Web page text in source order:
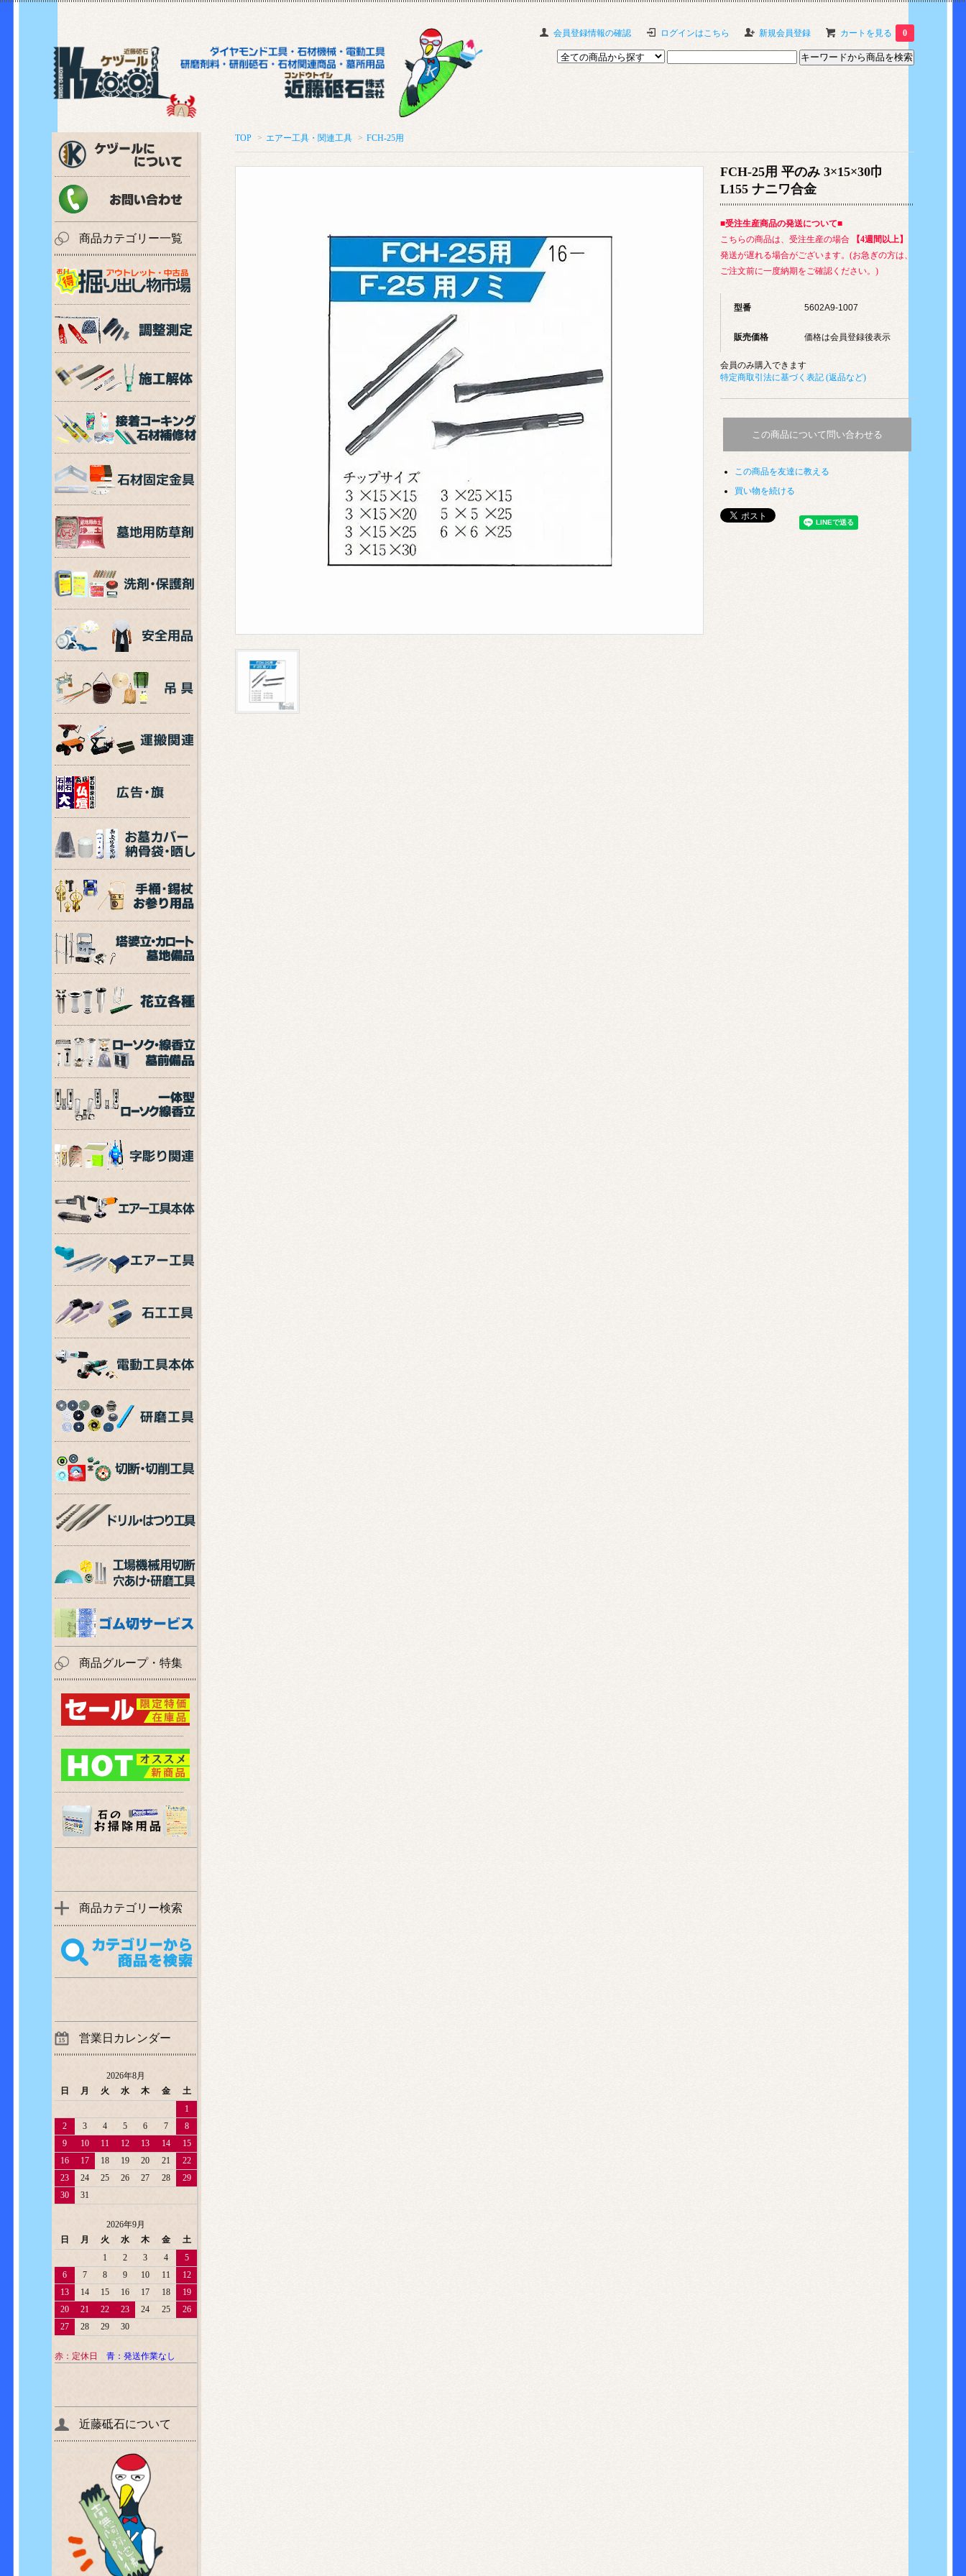
会員登録情報の確認 ログインはこちら 新規会員登録 カートを見る 0
TOP > エアー工具・関連工具 > FCH-25用
FCH-25用 平のみ 3×15×30巾
L155 ナニワ合金
■受注生産商品の発送について■
こちらの商品は、受注生産の場合
【4週間以上】
発送が遅れる場合がございます。(お急ぎの方は、
ご注文前に一度納期をご確認ください。)
型番 5602A9-1007
販売価格 価格は会員登録後表示
会員のみ購入できます
特定商取引法に基づく表記 (返品など)
この商品について問い合わせる
この商品を友達に教える
買い物を続ける
商品カテゴリー一覧
商品グループ・特集
商品カテゴリー検索
営業日カレンダー
2026年8月
日
月 火 水 木 金
土
1
2
3 4 5 6 7
8
9
10 11 12 13 14
15
16
17 18 19 20 21
22
23
24 25 26 27 28
29
30
31
2026年9月
日
月 火 水 木 金
土
1
2 3 4
5
6
7 8 9 10 11
12
13
14 15 16 17 18
19
20
21 22 23 24 25
26
27
28 29 30
赤：定休日 青：発送作業なし
近藤砥石について